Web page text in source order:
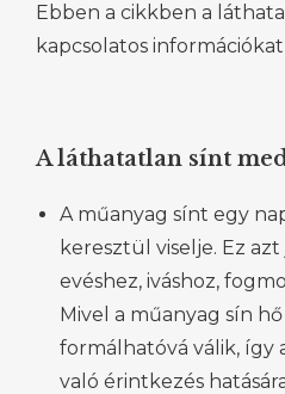
Ebben a cikkben a
kapcsolatos
A láthatatlan sínt
A műanyag sínt egy
keresztül viselje. Ez
evéshez, iváshoz,
Mivel a műanyag sín hő
formálhatóvá válik, így
való érintkezés